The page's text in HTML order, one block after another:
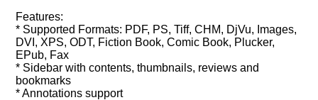
Features:
* Supported Formats: PDF, PS, Tiff, CHM, DjVu, Images,
DVI, XPS, ODT, Fiction Book, Comic Book, Plucker,
EPub, Fax
* Sidebar with contents, thumbnails, reviews and
bookmarks
* Annotations support